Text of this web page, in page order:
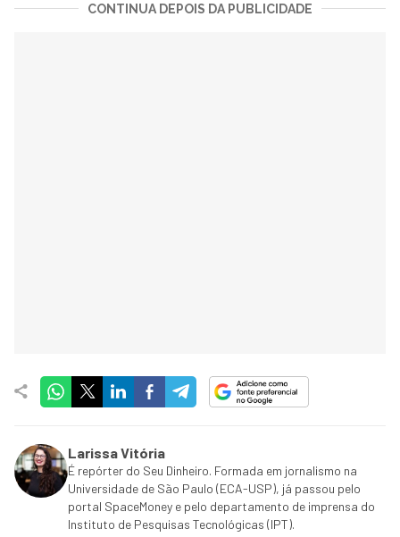
CONTINUA DEPOIS DA PUBLICIDADE
Larissa Vitória
É repórter do Seu Dinheiro. Formada em jornalismo na
Universidade de São Paulo (ECA-USP), já passou pelo
portal SpaceMoney e pelo departamento de imprensa do
Instituto de Pesquisas Tecnológicas (IPT).